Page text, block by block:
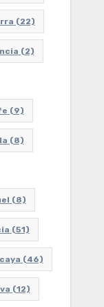
(22)
(2)
(9)
(8)
(8)
(51)
(46)
(12)